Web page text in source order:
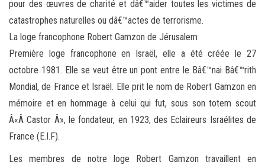
pour des œuvres de charité et dâ€™aider toutes les victimes de
catastrophes naturelles ou dâ€™actes de terrorisme.
La loge francophone Robert Gamzon de Jérusalem
Première loge francophone en Israël, elle a été créée le 27
octobre 1981. Elle se veut être un pont entre le Bâ€™nai Bâ€™rith
Mondial, de France et Israël. Elle prit le nom de Robert Gamzon en
mémoire et en hommage à celui qui fut, sous son totem scout
Â«Â Castor Â», le fondateur, en 1923, des Eclaireurs Israélites de
France (E.I.F).
Les membres de notre loge Robert Gamzon travaillent en